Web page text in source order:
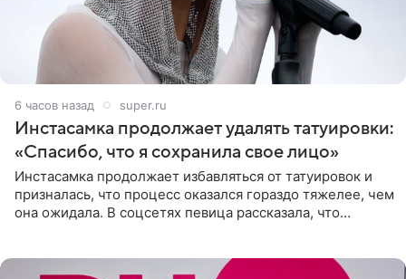
6 часов назад super.ru
Инстасамка продолжает удалять татуировки:
«Спасибо, что я сохранила свое лицо»
Инстасамка продолжает избавляться от татуировок и
призналась, что процесс оказался гораздо тяжелее, чем
она ожидала. В соцсетях певица рассказала, что